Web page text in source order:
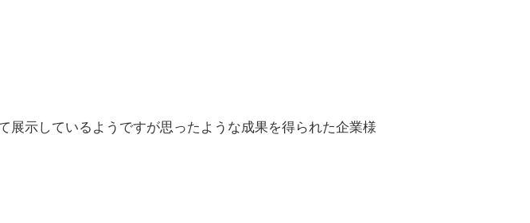
示しているようですが思ったような成果を得られた企業様